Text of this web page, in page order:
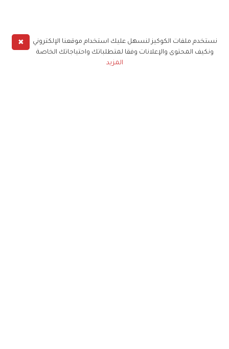
✖
نستخدم ملفات الكوكيز لنسهل عليك استخدام موقعنا الإلكتروني
ونكيف المحتوى والإعلانات وفقا لمتطلباتك واحتياجاتك الخاصة
المزيد